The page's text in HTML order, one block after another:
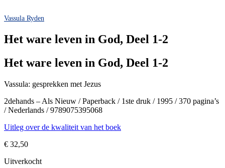
Vassula Ryden
Het ware leven in God, Deel 1-2
Het ware leven in God, Deel 1-2
Vassula: gesprekken met Jezus
2dehands – Als Nieuw / Paperback / 1ste druk / 1995 / 370 pagina’s
/ Nederlands / 9789075395068
Uitleg over de kwaliteit van het boek
€ 32,50
Uitverkocht